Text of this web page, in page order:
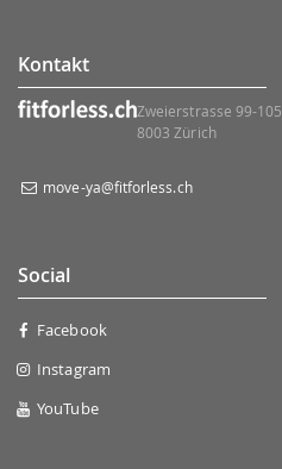
Kontakt
Zweierstrasse 99-105
8003 Zürich
move-ya@fitforless.ch
Social
Facebook
Instagram
YouTube